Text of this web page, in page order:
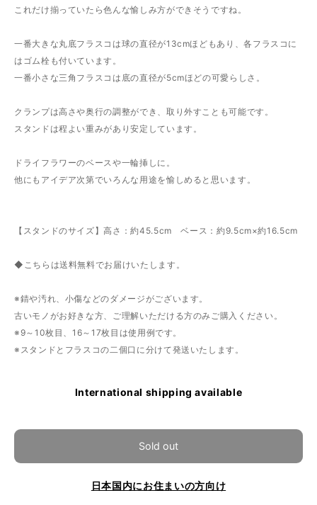
これだけ揃っていたら色んな愉しみ方ができそうですね。
一番大きな丸底フラスコは球の直径が13cmほどもあり、各フラスコに
はゴム栓も付いています。
一番小さな三角フラスコは底の直径が5cmほどの可愛らしさ。
クランプは高さや奥行の調整ができ、取り外すことも可能です。
スタンドは程よい重みがあり安定しています。
ドライフラワーのベースや一輪挿しに。
他にもアイデア次第でいろんな用途を愉しめると思います。
【スタンドのサイズ】高さ：約45.5cm ベース：約9.5cm×約16.5cm
◆こちらは送料無料でお届けいたします。
※錆や汚れ、小傷などのダメージがございます。
古いモノがお好きな方、ご理解いただける方のみご購入ください。
※9～10枚目、16～17枚目は使用例です。
※スタンドとフラスコの二個口に分けて発送いたします。
International shipping available
Sold out
日本国内にお住まいの方向け